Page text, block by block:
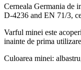
Cerneala Germania de
D-4236 and EN 71/3,
Varful minei este
inainte de prima utilizare
Culoarea minei: